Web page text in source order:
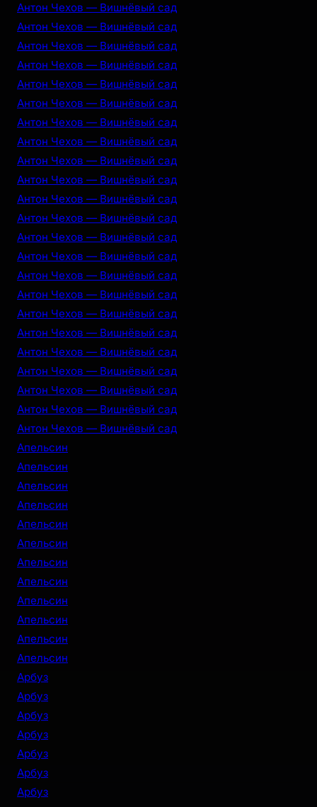
Антон Чехов — Вишнёвый сад
Антон Чехов — Вишнёвый сад
Антон Чехов — Вишнёвый сад
Антон Чехов — Вишнёвый сад
Антон Чехов — Вишнёвый сад
Антон Чехов — Вишнёвый сад
Антон Чехов — Вишнёвый сад
Антон Чехов — Вишнёвый сад
Антон Чехов — Вишнёвый сад
Антон Чехов — Вишнёвый сад
Антон Чехов — Вишнёвый сад
Антон Чехов — Вишнёвый сад
Антон Чехов — Вишнёвый сад
Антон Чехов — Вишнёвый сад
Антон Чехов — Вишнёвый сад
Антон Чехов — Вишнёвый сад
Антон Чехов — Вишнёвый сад
Антон Чехов — Вишнёвый сад
Антон Чехов — Вишнёвый сад
Антон Чехов — Вишнёвый сад
Антон Чехов — Вишнёвый сад
Антон Чехов — Вишнёвый сад
Антон Чехов — Вишнёвый сад
Апельсин
Апельсин
Апельсин
Апельсин
Апельсин
Апельсин
Апельсин
Апельсин
Апельсин
Апельсин
Апельсин
Апельсин
Арбуз
Арбуз
Арбуз
Арбуз
Арбуз
Арбуз
Арбуз